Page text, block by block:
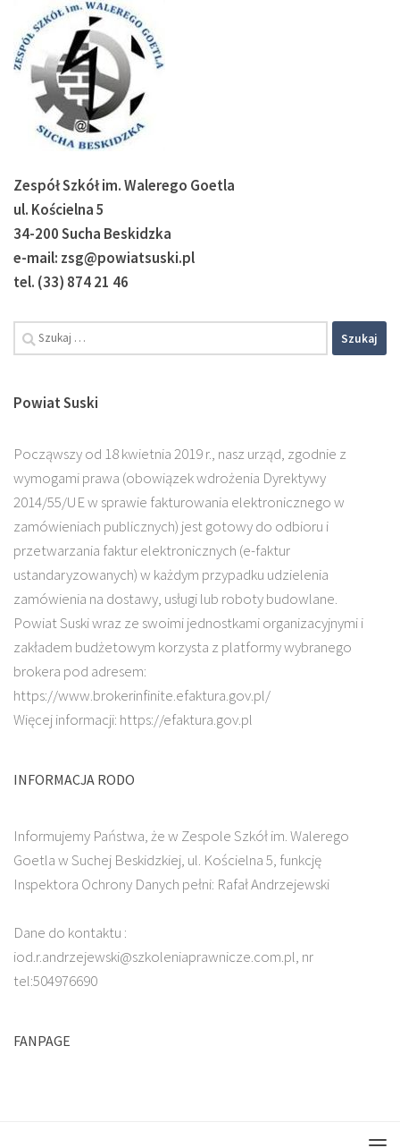
Zespół Szkół im. Walerego Goetla
ul. Kościelna 5
34-200 Sucha Beskidzka
e-mail: zsg@powiatsuski.pl
tel. (33) 874 21 46
Powiat Suski
Począwszy od 18 kwietnia 2019 r., nasz urząd, zgodnie z
wymogami prawa (obowiązek wdrożenia Dyrektywy
2014/55/UE w sprawie fakturowania elektronicznego w
zamówieniach publicznych) jest gotowy do odbioru i
przetwarzania faktur elektronicznych (e-faktur
ustandaryzowanych) w każdym przypadku udzielenia
zamówienia na dostawy, usługi lub roboty budowlane.
Powiat Suski wraz ze swoimi jednostkami organizacyjnymi i
zakładem budżetowym korzysta z platformy wybranego
brokera pod adresem:
https://www.brokerinfinite.efaktura.gov.pl/
Więcej informacji: https://efaktura.gov.pl
INFORMACJA RODO
Informujemy Państwa, że w Zespole Szkół im. Walerego
Goetla w Suchej Beskidzkiej, ul. Kościelna 5, funkcję
Inspektora Ochrony Danych pełni: Rafał Andrzejewski
Dane do kontaktu :
iod.r.andrzejewski@szkoleniaprawnicze.com.pl, nr
tel:504976690
FANPAGE